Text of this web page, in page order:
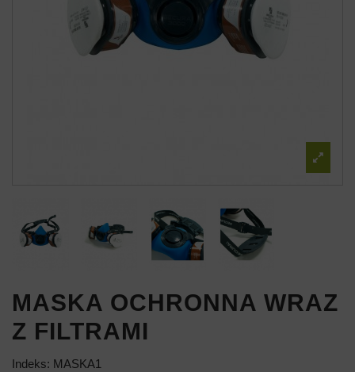
MASKA OCHRONNA WRAZ
Z FILTRAMI
Indeks: MASKA1